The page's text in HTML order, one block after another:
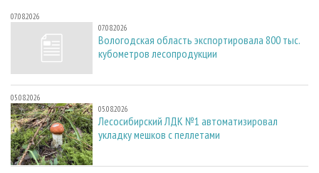
07.08.2026
07.08.2026
Вологодская область экспортировала 800 тыс.
кубометров лесопродукции
05.08.2026
05.08.2026
Лесосибирский ЛДК №1 автоматизировал
укладку мешков с пеллетами